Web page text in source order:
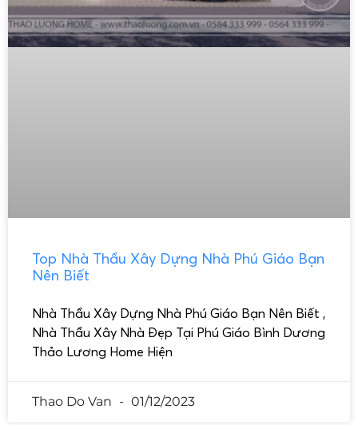
Top Nhà Thầu Xây Dựng Nhà Phú Giáo Bạn
Nên Biết
Nhà Thầu Xây Dựng Nhà Phú Giáo Bạn Nên Biết ,
Nhà Thầu Xây Nhà Đẹp Tại Phú Giáo Bình Dương
Thảo Lương Home Hiện
Thao Do Van 01/12/2023